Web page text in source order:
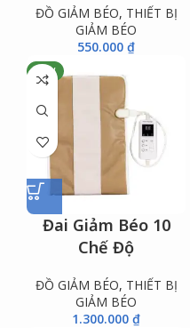
ĐỒ GIẢM BÉO, THIẾT BỊ
GIẢM BÉO
550.000 ₫
NEW
Đai Giảm Béo 10
Chế Độ
ĐỒ GIẢM BÉO, THIẾT BỊ
GIẢM BÉO
1.300.000 ₫